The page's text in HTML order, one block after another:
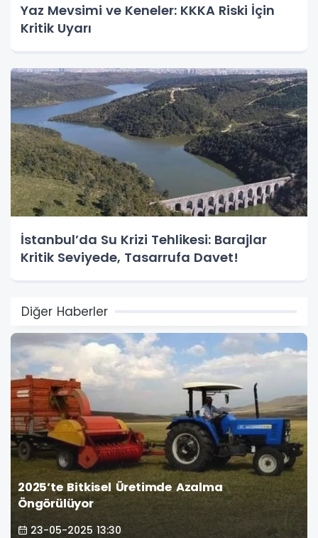
Yaz Mevsimi ve Keneler: KKKA Riski İçin
Kritik Uyarı
İstanbul’da Su Krizi Tehlikesi: Barajlar
Kritik Seviyede, Tasarrufa Davet!
Diğer Haberler
2025’te Bitkisel Üretimde Azalma
Öngörülüyor
23-05-2025 13:30